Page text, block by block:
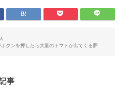
ボタンを押したら大量のトマトが出てくる夢
事